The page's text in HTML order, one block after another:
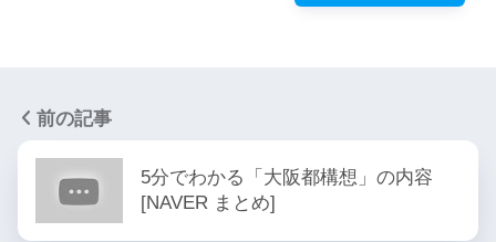
前の記事
5分でわかる「大阪都構想」の内容
[NAVER まとめ]